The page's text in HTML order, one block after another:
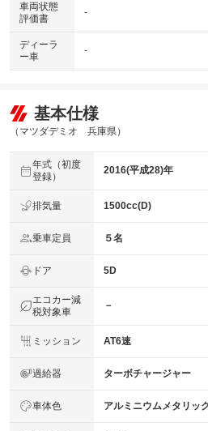
車両状態
評価書
-
ディーラ
ー車
-
基本仕様
（マツダデミオ 兵庫県）
年式（初度
登録）
2016(平成28)年
排気量 1500cc(D)
乗車定員 ５名
ドア 5D
エコカー減
税対象車
－
ミッション AT6速
過給器 ターボチャージャー
車体色 アルミニウムメタリッ